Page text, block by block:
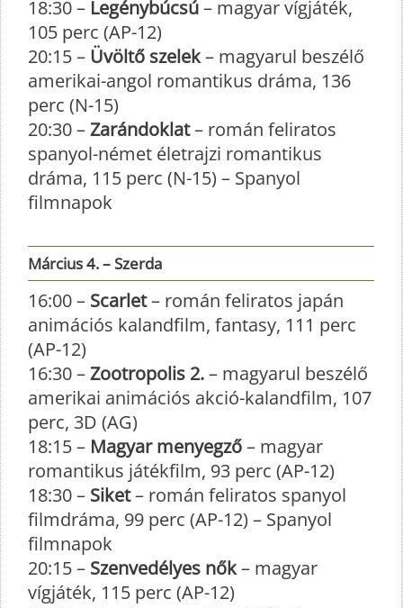
18:30 – Legénybúcsú– magyar vígjáték,
105 perc (AP-12)
20:15 – Üvöltő szelek– magyarul beszélő
amerikai-angol romantikus dráma, 136
perc (N-15)
20:30 –Zarándoklat– román feliratos
spanyol-német életrajzi romantikus
dráma, 115 perc (N-15) – Spanyol
filmnapok
Március 4. – Szerda
16:00 – Scarlet– román feliratos japán
animációs kalandfilm, fantasy, 111 perc
(AP-12)
16:30 –Zootropolis 2.– magyarul beszélő
amerikai animációs akció-kalandfilm, 107
perc, 3D (AG)
18:15 – Magyar menyegző– magyar
romantikus játékfilm, 93 perc (AP-12)
18:30 – Siket– román feliratos spanyol
filmdráma, 99 perc (AP-12) – Spanyol
filmnapok
20:15 – Szenvedélyes nők– magyar
vígjáték, 115 perc (AP-12)